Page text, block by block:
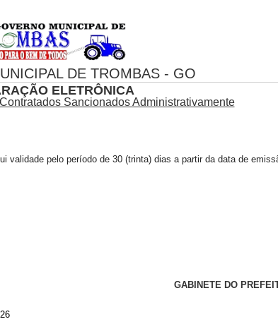
DE TROMBAS - GO
ELETRÔNICA
Sancionados Administrativamente
validade pelo período de 30 (trinta) dias a partir da data de
GABINETE DO